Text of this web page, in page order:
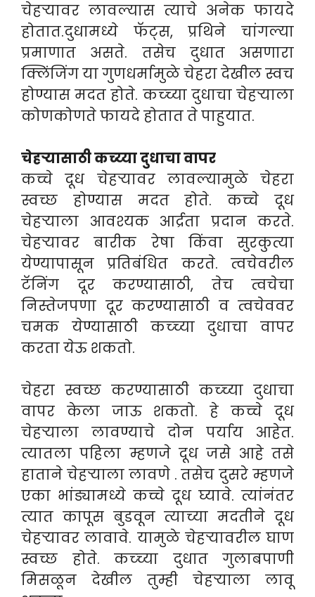
चेहऱ्यावर लावल्यास त्याचे अनेक फायदे
होतात.दुधामध्ये फॅट्स, प्रथिने चांगल्या
प्रमाणात असते. तसेच दुधात असणारा
क्लिंजिंग या गुणधर्मामुळे चेहरा देखील स्वच
होण्यास मदत होते. कच्च्या दुधाचा चेहऱ्याला
कोणकोणते फायदे होतात ते पाहुयात.
चेहऱ्यासाठी कच्य्या दुधाचा वापर
कच्चे दूध चेहऱ्यावर लावल्यामुळे चेहरा
स्वच्छ होण्यास मदत होते. कच्चे दूध
चेहऱ्याला आवश्यक आर्द्रता प्रदान करते.
चेहऱ्यावर बारीक रेषा किंवा सुरकुत्या
येण्यापासून प्रतिबंधित करते. त्वचेवरील
टॅनिंग दूर करण्यासाठी, तेच त्वचेचा
निस्तेजपणा दूर करण्यासाठी व त्वचेववर
चमक येण्यासाठी कच्च्या दुधाचा वापर
करता येऊ शकतो.
चेहरा स्वच्छ करण्यासाठी कच्च्या दुधाचा
वापर केला जाऊ शकतो. हे कच्चे दूध
चेहऱ्याला लावण्याचे दोन पर्याय आहेत.
त्यातला पहिला म्हणजे दूध जसे आहे तसे
हाताने चेहऱ्याला लावणे . तसेच दुसरे म्हणजे
एका भांड्यामध्ये कच्चे दूध घ्यावे. त्यांनंतर
त्यात कापूस बुडवून त्याच्या मदतीने दूध
चेहऱ्यावर लावावे. यामुळे चेहऱ्यावरील घाण
स्वच्छ होते. कच्च्या दुधात गुलाबपाणी
मिसळून देखील तुम्ही चेहऱ्याला लावू